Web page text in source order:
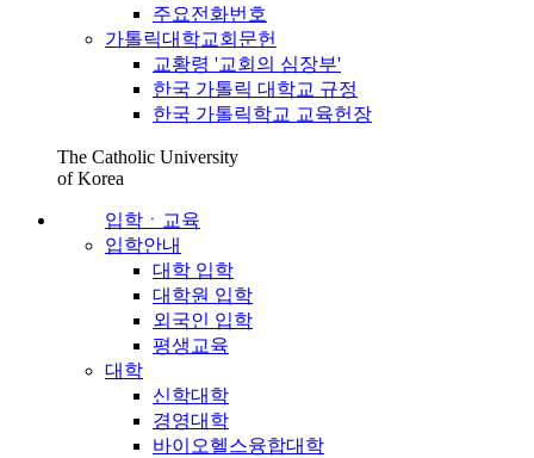
주요전화번호
가톨릭대학교회문헌
교황령 '교회의 심장부'
한국 가톨릭 대학교 규정
한국 가톨릭학교 교육헌장
The Catholic University
of Korea
입학ㆍ교육
입학안내
대학 입학
대학원 입학
외국인 입학
평생교육
대학
신학대학
경영대학
바이오헬스융합대학